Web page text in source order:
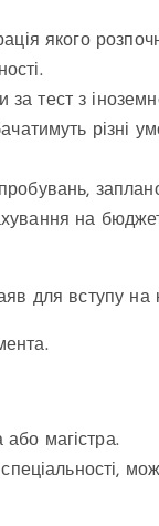
якого
тест з
різні
на
для вступу на
магістра.